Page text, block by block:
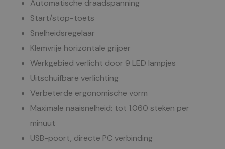
Automatische draadspanning
Start/stop-toets
Snelheidsregelaar
Klemvrije horizontale grijper
Werkgebied verlicht door 9 LED lampjes
Uitschuifbare verlichting
Verbeterde ergonomische vorm
Maximale naaisnelheid: tot 1.060 steken per
minuut
USB-poort, directe PC verbinding